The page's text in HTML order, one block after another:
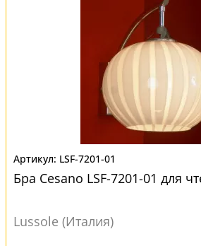
LSF-7201-01
Бра Cesano LSF-7201-01 для
Lussole (Италия)